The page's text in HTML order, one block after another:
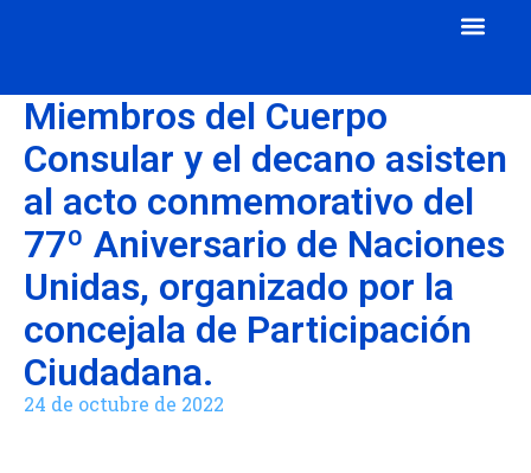
Miembros del Cuerpo
Consular y el decano asisten
al acto conmemorativo del
77º Aniversario de Naciones
Unidas, organizado por la
concejala de Participación
Ciudadana.
24 de octubre de 2022